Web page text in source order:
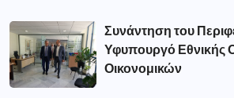
Συνάντηση του
Υφυπουργό Εθνικής
Οικονομικών